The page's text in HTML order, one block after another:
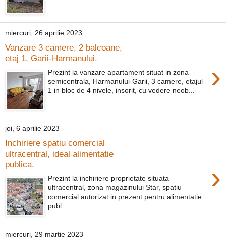
miercuri, 26 aprilie 2023
Vanzare 3 camere, 2 balcoane,
etaj 1, Garii-Harmanului.
›
Prezint la vanzare apartament situat in zona
semicentrala, Harmanului-Garii, 3 camere, etajul
1 in bloc de 4 nivele, insorit, cu vedere neob...
joi, 6 aprilie 2023
Inchiriere spatiu comercial
ultracentral, ideal alimentatie
publica.
›
Prezint la inchiriere proprietate situata
ultracentral, zona magazinului Star, spatiu
comercial autorizat in prezent pentru alimentatie
publ...
miercuri, 29 martie 2023